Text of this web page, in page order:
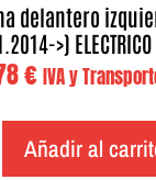
delantero
>)
€ IVA y
Añadir al